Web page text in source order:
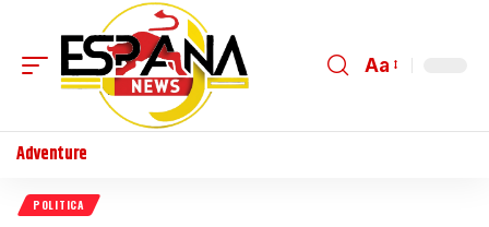
Aa
Adventure
POLITICA